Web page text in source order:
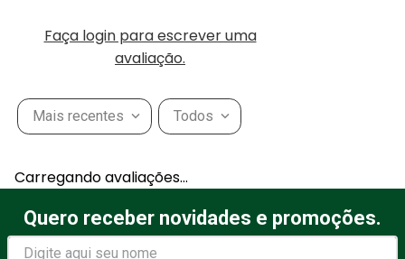
Faça login para escrever uma
avaliação.
Mais recentes Todos
Carregando avaliações…
Quero receber novidades e promoções.